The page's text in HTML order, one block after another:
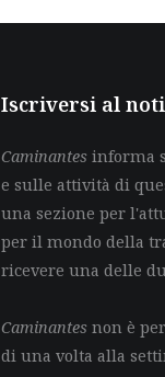
Iscriversi al
Caminantes informa
e sulle attività di
una sezione per
per il mondo della
ricevere una delle
Caminantes non è
di una volta alla